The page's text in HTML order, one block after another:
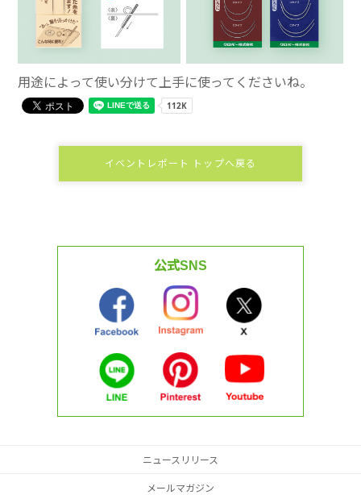
用途によって使い分けて上手に使ってくださいね。
イベントレポート トップへ戻る
公式SNS
ニュースリリース
メールマガジン